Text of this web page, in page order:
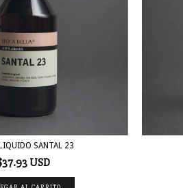
LIQUIDO SANTAL 23
USD